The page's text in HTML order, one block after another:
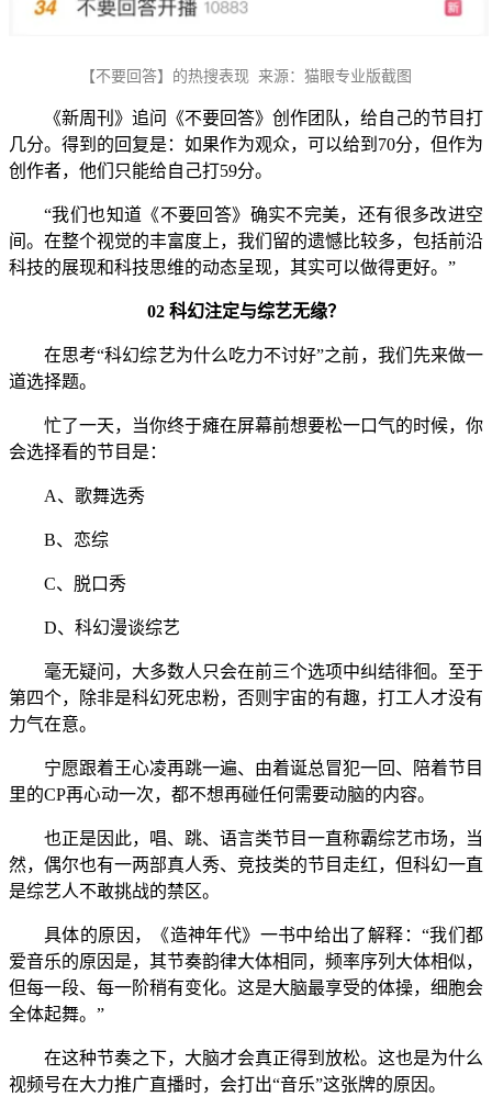
【不要回答】的热搜表现 来源：猫眼专业版截图
《新周刊》追问《不要回答》创作团队，给自己的节目打
几分。得到的回复是：如果作为观众，可以给到70分，但作为
创作者，他们只能给自己打59分。
“我们也知道《不要回答》确实不完美，还有很多改进空
间。在整个视觉的丰富度上，我们留的遗憾比较多，包括前沿
科技的展现和科技思维的动态呈现，其实可以做得更好。”
02 科幻注定与综艺无缘？
在思考“科幻综艺为什么吃力不讨好”之前，我们先来做一
道选择题。
忙了一天，当你终于瘫在屏幕前想要松一口气的时候，你
会选择看的节目是：
A、歌舞选秀
B、恋综
C、脱口秀
D、科幻漫谈综艺
毫无疑问，大多数人只会在前三个选项中纠结徘徊。至于
第四个，除非是科幻死忠粉，否则宇宙的有趣，打工人才没有
力气在意。
宁愿跟着王心凌再跳一遍、由着诞总冒犯一回、陪着节目
里的CP再心动一次，都不想再碰任何需要动脑的内容。
也正是因此，唱、跳、语言类节目一直称霸综艺市场，当
然，偶尔也有一两部真人秀、竞技类的节目走红，但科幻一直
是综艺人不敢挑战的禁区。
具体的原因，《造神年代》一书中给出了解释：“我们都
爱音乐的原因是，其节奏韵律大体相同，频率序列大体相似，
但每一段、每一阶稍有变化。这是大脑最享受的体操，细胞会
全体起舞。”
在这种节奏之下，大脑才会真正得到放松。这也是为什么
视频号在大力推广直播时，会打出“音乐”这张牌的原因。